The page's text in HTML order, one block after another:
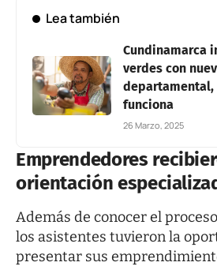
Lea también
Cundinamarca
verdes con
departamental,
funciona
26 Marzo, 2025
Emprendedores
orientación
Además de conocer el
los asistentes tuvieron la
presentar sus